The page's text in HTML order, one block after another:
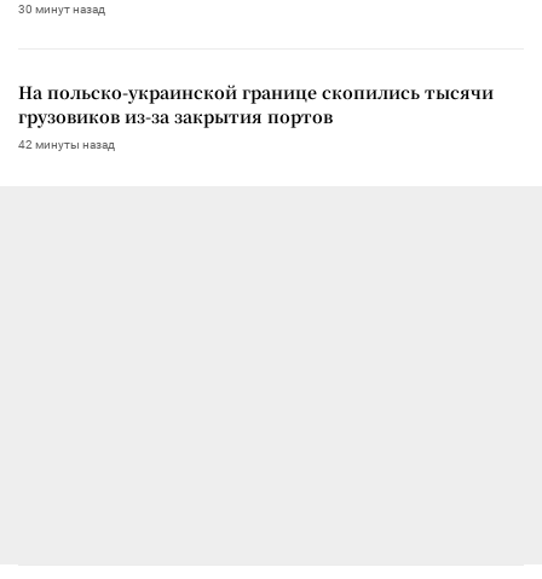
30 минут назад
На польско-украинской границе скопились тысячи
грузовиков из-за закрытия портов
42 минуты назад